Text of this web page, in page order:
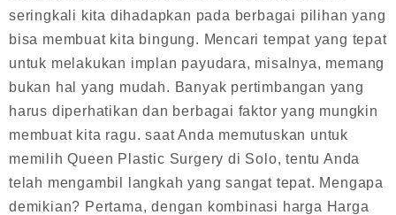
seringkali kita dihadapkan pada berbagai pilihan yang
bisa membuat kita bingung. Mencari tempat yang tepat
untuk melakukan implan payudara, misalnya, memang
bukan hal yang mudah. Banyak pertimbangan yang
harus diperhatikan dan berbagai faktor yang mungkin
membuat kita ragu. saat Anda memutuskan untuk
memilih Queen Plastic Surgery di Solo, tentu Anda
telah mengambil langkah yang sangat tepat. Mengapa
demikian? Pertama, dengan kombinasi harga Harga